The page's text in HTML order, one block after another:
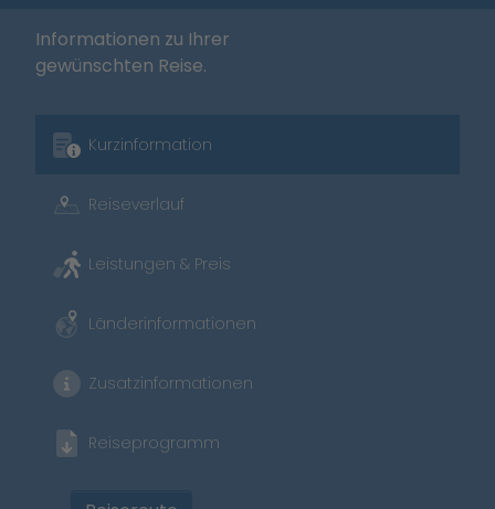
Informationen zu Ihrer
gewünschten Reise.
Kurzinformation
Reiseverlauf
Leistungen & Preis
Länderinformationen
Zusatzinformationen
Reiseprogramm